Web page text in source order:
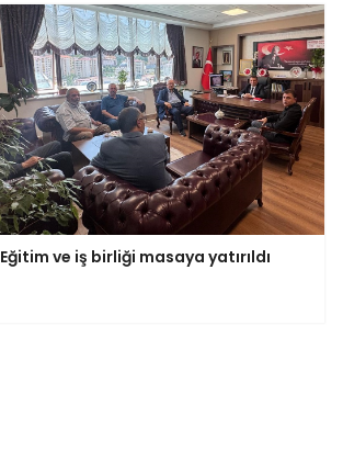
Eğitim ve iş birliği masaya yatırıldı